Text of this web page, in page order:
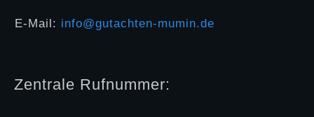
E-Mail: info@gutachten-mumin.de
Zentrale Rufnummer: